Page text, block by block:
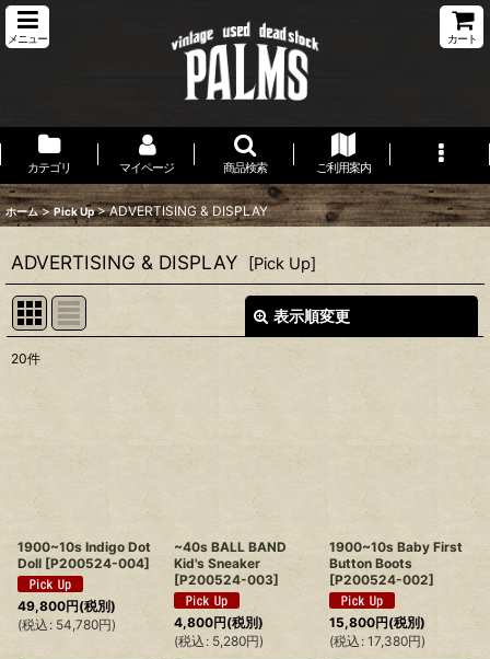
メニュー カート
カテゴリ マイページ 商品検索 ご利用案内
ホーム > Pick Up > ADVERTISING & DISPLAY
ADVERTISING & DISPLAY [Pick Up]
表示順変更
20件
1900~10s Indigo Dot
Doll [P200524-004]
49,800円(税別)
(税込 : 54,780円)
~40s BALL BAND
Kid's Sneaker
[P200524-003]
4,800円(税別)
(税込 : 5,280円)
1900~10s Baby First
Button Boots
[P200524-002]
15,800円(税別)
(税込 : 17,380円)